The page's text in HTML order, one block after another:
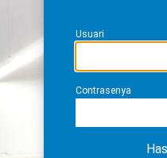
Usuari
Contrasenya